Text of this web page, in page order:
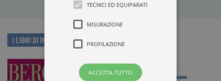
I LIBRI DI INGMAR BERGMAN
TECNICI ED EQUIPARATI
MISURAZIONE
PROFILAZIONE
ACCETTA TUTTO